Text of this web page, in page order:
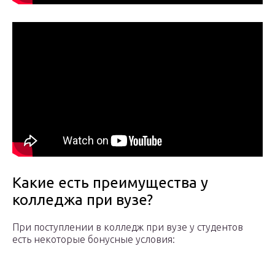
Какие есть преимущества у
колледжа при вузе?
При поступлении в колледж при вузе у студентов
есть некоторые бонусные условия: